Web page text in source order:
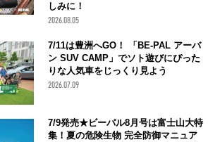
しみに！
2026.08.05
7/11は豊洲へGO！ 「BE-PAL アーバ
ン SUV CAMP」でソト遊びにぴった
りな人気車をじっくり見よう
2026.07.09
7/9発売★ビーパル8月号は富士山大特
集！夏の危険生物 完全防御マニュア